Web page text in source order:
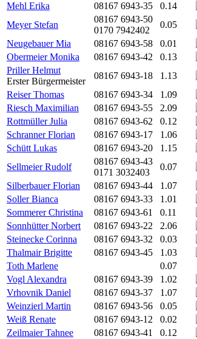
Mehl Erika
08167 6943-35 0.14
Meyer Stefan
08167 6943-50
0170 7942402
0.05
Neugebauer Mia
08167 6943-58 0.01
Obermeier Monika
08167 6943-42 0.13
Priller Helmut
Erster Bürgermeister
08167 6943-18 1.13
Reiser Thomas
08167 6943-34 1.09
Riesch Maximilian
08167 6943-55 2.09
Rottmüller Julia
08167 6943-62 0.12
Schranner Florian
08167 6943-17 1.06
Schütt Lukas
08167 6943-20 1.15
Sellmeier Rudolf
08167 6943-43
0171 3032403
0.07
Silberbauer Florian
08167 6943-44 1.07
Soller Bianca
08167 6943-33 1.01
Sommerer Christina
08167 6943-61 0.11
Sonnhütter Norbert
08167 6943-22 2.06
Steinecke Corinna
08167 6943-32 0.03
Thalmair Brigitte
08167 6943-45 1.03
Toth Marlene
0.07
Vogl Alexandra
08167 6943-39 1.02
Vrhovnik Daniel
08167 6943-37 1.07
Weinzierl Martin
08167 6943-56 0.05
Weiß Renate
08167 6943-12 0.02
Zeilmaier Tahnee
08167 6943-41 0.12